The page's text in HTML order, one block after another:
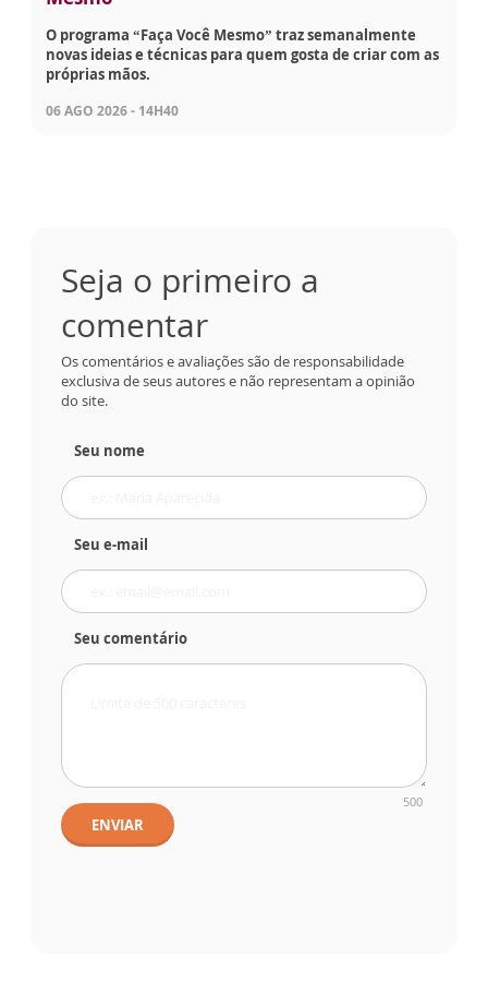
O programa “Faça Você Mesmo” traz semanalmente
novas ideias e técnicas para quem gosta de criar com as
próprias mãos.
06 AGO 2026 - 14H40
Seja o primeiro a
comentar
Os comentários e avaliações são de responsabilidade
exclusiva de seus autores e não representam a opinião
do site.
Seu nome
Seu e-mail
Seu comentário
500
ENVIAR